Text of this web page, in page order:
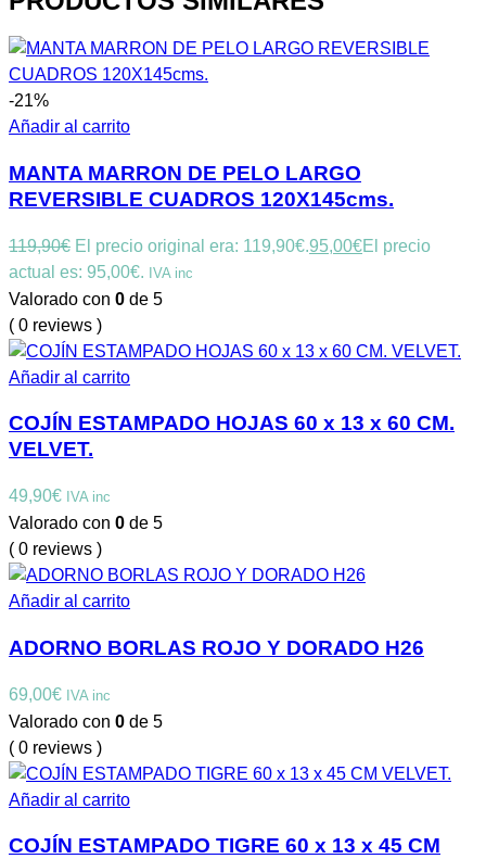
-21%
Añadir al carrito
MANTA MARRON DE PELO LARGO
REVERSIBLE CUADROS 120X145cms.
119,90€ El precio original era: 119,90€.95,00€El precio
actual es: 95,00€. IVA inc
Valorado con 0 de 5
( 0 reviews )
Añadir al carrito
COJÍN ESTAMPADO HOJAS 60 x 13 x 60 CM.
VELVET.
49,90€ IVA inc
Valorado con 0 de 5
( 0 reviews )
Añadir al carrito
ADORNO BORLAS ROJO Y DORADO H26
69,00€ IVA inc
Valorado con 0 de 5
( 0 reviews )
Añadir al carrito
COJÍN ESTAMPADO TIGRE 60 x 13 x 45 CM